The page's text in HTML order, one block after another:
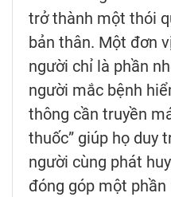
trở thành một thói
bản thân. Một đơn
người chỉ là phần
người mắc bệnh
thông cần truyền
thuốc” giúp họ duy
người cùng phát
đóng góp một